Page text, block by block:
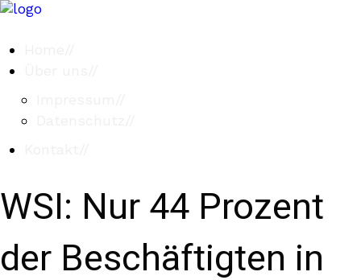
WSI: Nur 44 Prozent
der Beschäftigten in